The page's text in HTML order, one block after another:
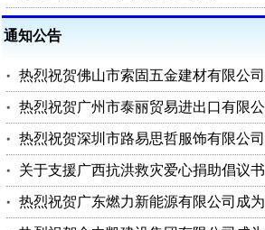
通知公告
关于支援广西抗洪救灾爱心捐助倡议书